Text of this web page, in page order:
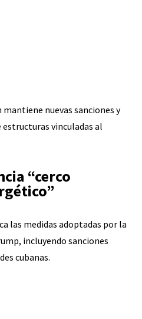
nuevas sanciones y
vinculadas al
“cerco
las medidas adoptadas por la
incluyendo sanciones
cubanas.